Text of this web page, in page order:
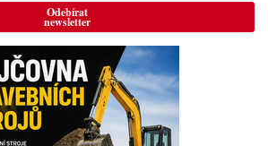
Odebírat
newsletter